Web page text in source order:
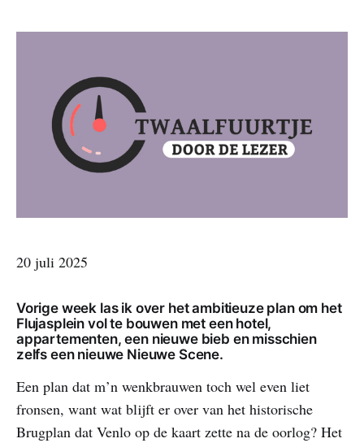
20 juli 2025
Vorige week las ik over het ambitieuze plan om het
Flujasplein vol te bouwen met een hotel,
appartementen, een nieuwe bieb en misschien
zelfs een nieuwe Nieuwe Scene.
Een plan dat m’n wenkbrauwen toch wel even liet
fronsen, want wat blijft er over van het historische
Brugplan dat Venlo op de kaart zette na de oorlog? Het